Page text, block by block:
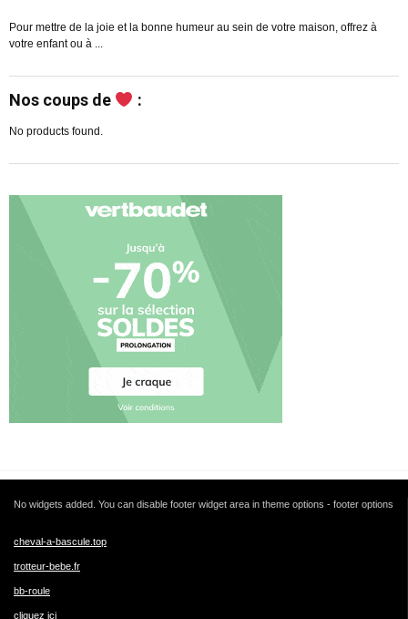
Pour mettre de la joie et la bonne humeur au sein de votre maison, offrez à
votre enfant ou à ...
Nos coups de :
No products found.
No widgets added. You can disable footer widget area in theme options - footer options
cheval-a-bascule.top
trotteur-bebe.fr
bb-roule
cliquez ici